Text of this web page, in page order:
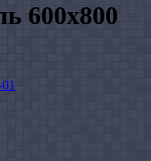
600x800